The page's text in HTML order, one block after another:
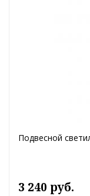
Подвесной
3 240 руб.